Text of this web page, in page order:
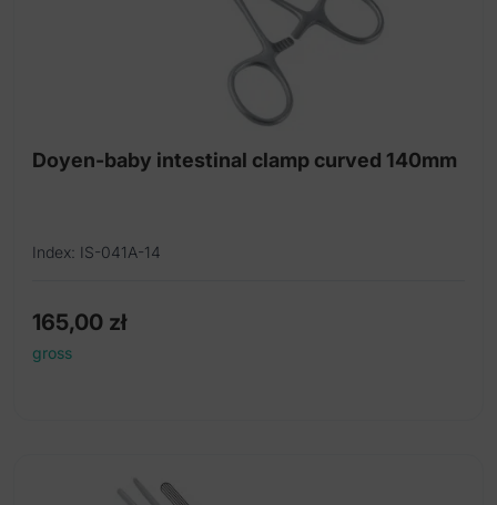
Doyen-baby intestinal clamp curved 140mm
Index: IS-041A-14
165,00 zł
gross